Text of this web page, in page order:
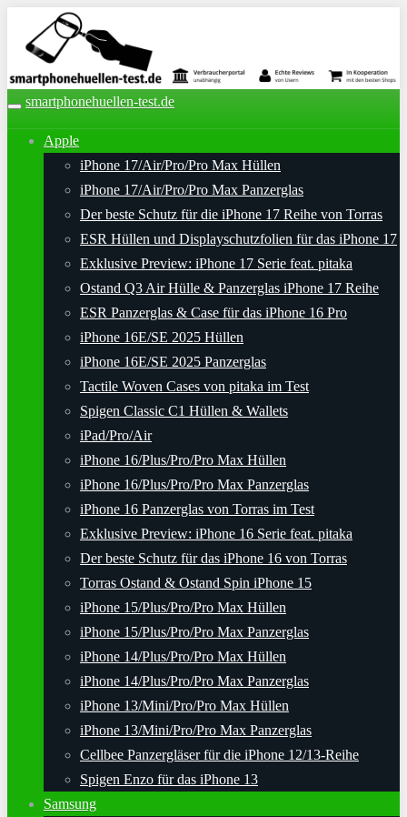
content
Toggle
navigation
smartphonehuellen-test.de
Apple
iPhone 17/Air/Pro/Pro Max Hüllen
iPhone 17/Air/Pro/Pro Max Panzerglas
Der beste Schutz für die iPhone 17 Reihe von Torras
ESR Hüllen und Displayschutzfolien für das iPhone 17
Exklusive Preview: iPhone 17 Serie feat. pitaka
Ostand Q3 Air Hülle & Panzerglas iPhone 17 Reihe
ESR Panzerglas & Case für das iPhone 16 Pro
iPhone 16E/SE 2025 Hüllen
iPhone 16E/SE 2025 Panzerglas
Tactile Woven Cases von pitaka im Test
Spigen Classic C1 Hüllen & Wallets
iPad/Pro/Air
iPhone 16/Plus/Pro/Pro Max Hüllen
iPhone 16/Plus/Pro/Pro Max Panzerglas
iPhone 16 Panzerglas von Torras im Test
Exklusive Preview: iPhone 16 Serie feat. pitaka
Der beste Schutz für das iPhone 16 von Torras
Torras Ostand & Ostand Spin iPhone 15
iPhone 15/Plus/Pro/Pro Max Hüllen
iPhone 15/Plus/Pro/Pro Max Panzerglas
iPhone 14/Plus/Pro/Pro Max Hüllen
iPhone 14/Plus/Pro/Pro Max Panzerglas
iPhone 13/Mini/Pro/Pro Max Hüllen
iPhone 13/Mini/Pro/Pro Max Panzerglas
Cellbee Panzergläser für die iPhone 12/13-Reihe
Spigen Enzo für das iPhone 13
Samsung